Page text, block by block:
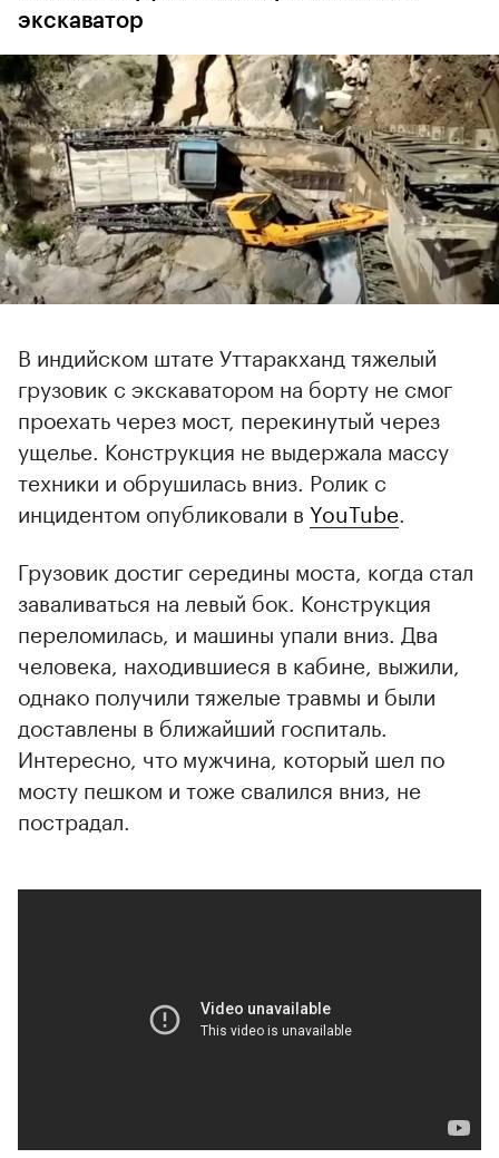
экскаватор
В индийском штате Уттаракханд тяжелый
грузовик с экскаватором на борту не смог
проехать через мост, перекинутый через
ущелье. Конструкция не выдержала массу
техники и обрушилась вниз. Ролик с
инцидентом опубликовали в YouTube
Грузовик достиг середины моста, когда стал
заваливаться на левый бок. Конструкция
переломилась, и машины упали вниз. Два
человека, находившиеся в кабине, выжили,
однако получили тяжелые травмы и были
доставлены в ближайший госпиталь.
Интересно, что мужчина, который шел по
мосту пешком и тоже свалился вниз, не
пострадал.